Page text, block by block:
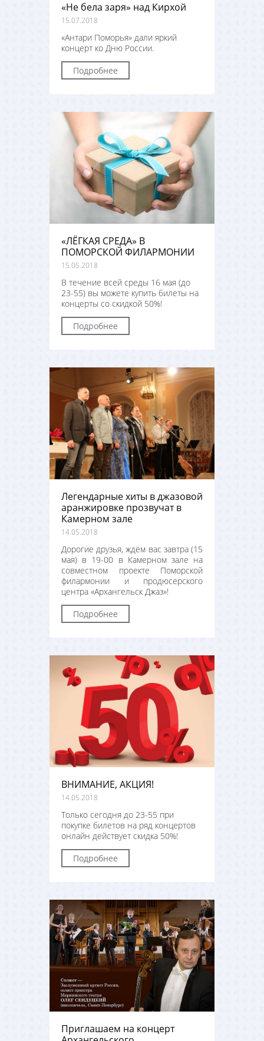
«Не бела заря» над Кирхой
15.07.2018
«Антари Поморья» дали яркий
концерт ко Дню России.
Подробнее
«ЛЁГКАЯ СРЕДА» В
ПОМОРСКОЙ ФИЛАРМОНИИ
15.05.2018
В течение всей среды 16 мая (до
23-55) вы можете купить билеты на
концерты со скидкой 50%!
Подробнее
Легендарные хиты в джазовой
аранжировке прозвучат в
Камерном зале
14.05.2018
Дорогие друзья, ждём вас завтра (15
мая) в 19-00 в Камерном зале на
совместном проекте Поморской
филармонии и продюсерского
центра «Архангельск Джаз»!
Подробнее
ВНИМАНИЕ, АКЦИЯ!
14.05.2018
Только сегодня до 23-55 при
покупке билетов на ряд концертов
онлайн действует скидка 50%!
Подробнее
Приглашаем на концерт